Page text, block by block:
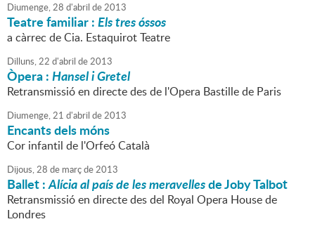
Diumenge,28 d'abril de2013
Teatre familiar :Els tres óssos
a càrrec de Cia. Estaquirot Teatre
Dilluns,22 d'abril de2013
Òpera :Hansel i Gretel
Retransmissió en directe des de l'Opera Bastille de Paris
Diumenge,21 d'abril de2013
Encants dels móns
Cor infantil de l'Orfeó Català
Dijous,28 de marçde2013
Ballet :Alícia al país de les meravellesde Joby Talbot
Retransmissió en directe des del Royal Opera House de
Londres